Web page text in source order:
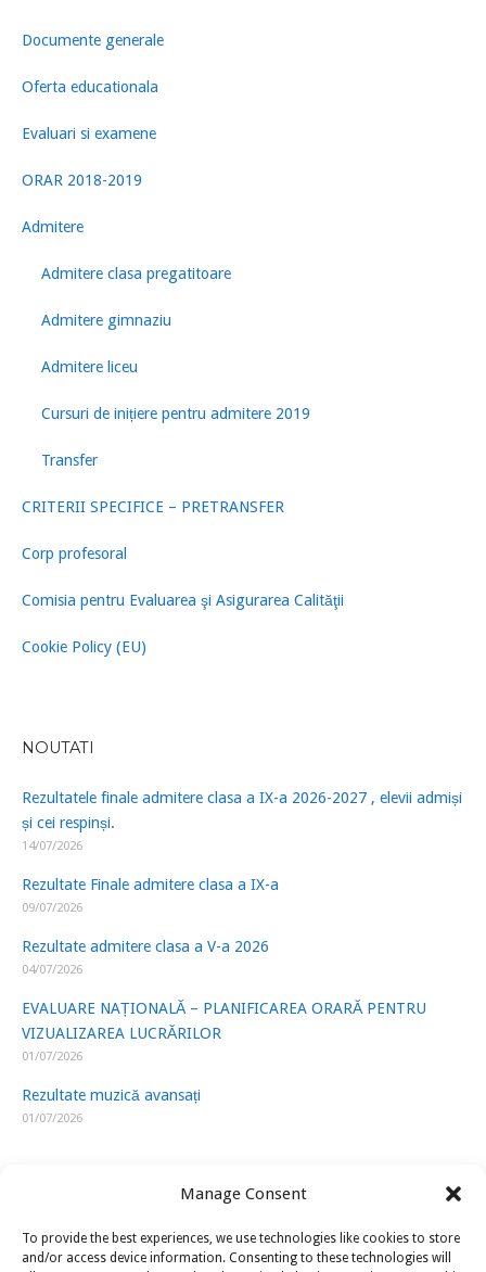
Manage Consent
To provide the best experiences, we use technologies like cookies to store
and/or access device information. Consenting to these technologies will
Documente generale
Oferta educationala
Evaluari si examene
ORAR 2018-2019
Admitere
Admitere clasa pregatitoare
Admitere gimnaziu
Admitere liceu
Cursuri de inițiere pentru admitere 2019
Transfer
CRITERII SPECIFICE – PRETRANSFER
Corp profesoral
Comisia pentru Evaluarea şi Asigurarea Calităţii
Cookie Policy (EU)
NOUTATI
Rezultatele finale admitere clasa a IX-a 2026-2027 , elevii admiși
și cei respinși.
14/07/2026
Rezultate Finale admitere clasa a IX-a
09/07/2026
Rezultate admitere clasa a V-a 2026
04/07/2026
EVALUARE NAȚIONALĂ – PLANIFICAREA ORARĂ PENTRU
VIZUALIZAREA LUCRĂRILOR
01/07/2026
Rezultate muzică avansați
01/07/2026
LINK-URI UTILE